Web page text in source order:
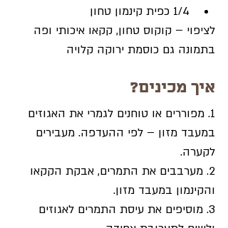
1/4 כפית קינמון טחון
לציפוי – קוקוס טחון, קקאו איכותי ופה
בתמונה גם כוסמת ירוקה קלויה
איך מכינים?
1. מפוררים או טוחנים לגמרי את האגוזים
במעבד מזון – לפי ההעדפה. מעבירים
לקערה.
2. מערבבים את התמרים, אבקת הקקאו
והקינמון במעבד מזון.
3. מוסיפים את עיסת התמרים לאגוזים